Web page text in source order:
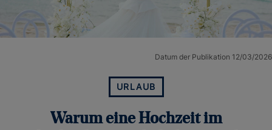
Datum der Publikation 12/03/2026
URLAUB
Warum eine Hochzeit im